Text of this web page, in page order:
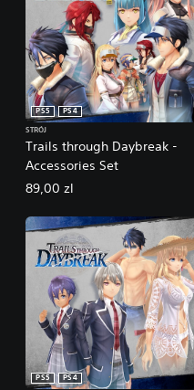
Trails through Daybreak -
Accessories Set
PS5
PS4
STRÓJ
89,00 zl
PS5
PS4